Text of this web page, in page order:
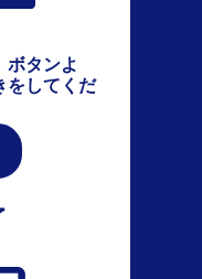
ボタンよ
をしてくだ